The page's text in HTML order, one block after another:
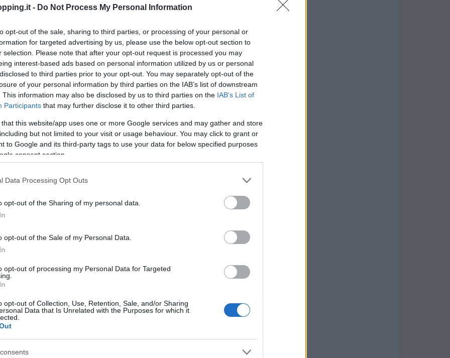
- Do Not Process My Personal Information
opt-out of the sale, sharing to third parties, or processing of your personal or
for targeted advertising by us, please use the below opt-out section to
selection. Please note that after your opt-out request is processed you may
interest-based ads based on personal information utilized by us or personal
to third parties prior to your opt-out. You may separately opt-out of the
of your personal information by third parties on the IAB’s list of downstream
This information may also be disclosed by us to third parties on the IAB’s List of
Participants that may further disclose it to other third parties.
that this website/app uses one or more Google services and may gather and store
but not limited to your visit or usage behaviour. You may click to grant or
to Google and its third-party tags to use your data for below specified purposes
consent section.
Data Processing Opt Outs
opt-out of the Sharing of my personal data.
opt-out of the Sale of my Personal Data.
opt-out of processing my Personal Data for Targeted
opt-out of Collection, Use, Retention, Sale, and/or Sharing
Data that Is Unrelated with the Purposes for which it
Ma come? Ecco qualche idea per regali
festa della mamma.
casa
volete comprare qualcosa di scontato o già
qualcosa con le vostre mani. Può essere
in casa durante la zona rossa!
passati insieme, lememoriecostruite
gli scaffali, nelle borse, nei cassetti, e